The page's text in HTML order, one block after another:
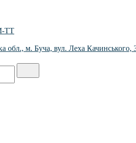
обл., м. Буча, вул. Леха Качинського,